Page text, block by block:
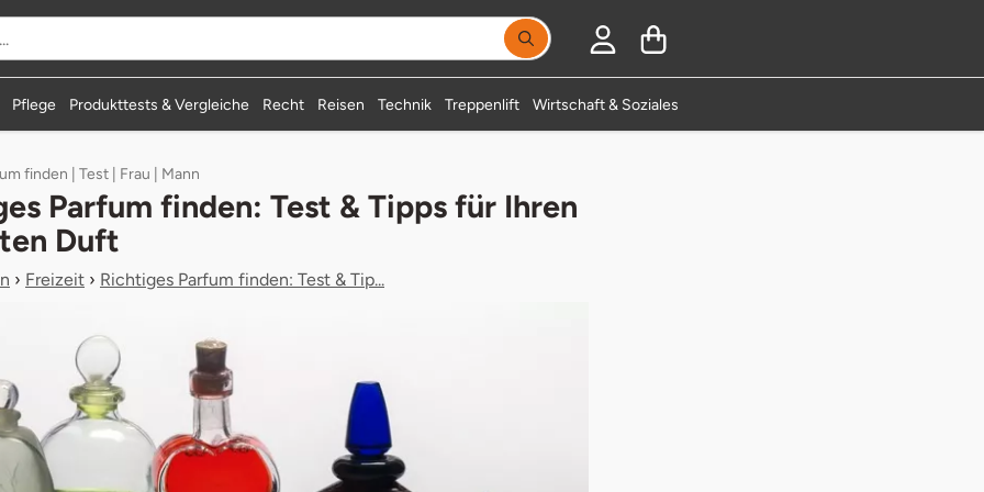
Suchbegriff eingeben, Vorschläge erscheinen
Pflege Produkttests & Vergleiche Recht Reisen Technik Treppenlift Wirtschaft & Soziales
finden | Test | Frau | Mann
Parfum finden: Test & Tipps für Ihren
Duft
› Freizeit › Richtiges Parfum finden: Test & Tip...